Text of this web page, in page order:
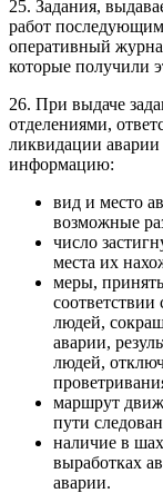
25. Задания,
работ
оперативный
которые получили
26. При выдаче
отделениями,
ликвидации
информацию:
вид и место
возможные
число
места их
меры,
людей,
аварии,
людей,
маршрут
пути
наличие в
выработках
аварии.